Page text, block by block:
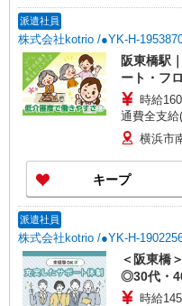
派遣社員
株式会社kotrio /●YK-H-
阪東橋駅
ート・フ
時給
通費全支給
横浜市
キープ
派遣社員
株式会社kotrio /●YK-H-
＜阪東橋
◎30代・
時給